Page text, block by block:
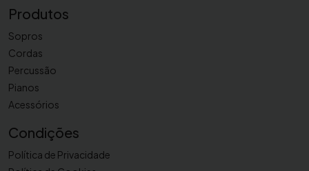
Produtos
Sopros
Cordas
Percussão
Pianos
Acessórios
Condições
Política de Privacidade